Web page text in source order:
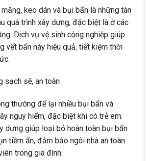
keo dán và bụi bẩn là những tàn
quá trình xây dựng, đặc biệt là ở các
Dịch vụ vệ sinh công nghiệp giúp
vết bẩn này hiệu quả, tiết kiệm thời
sạch sẽ, an toàn
thường để lại nhiều bụi bẩn và
nguy hiểm, đặc biệt khi có trẻ em.
dựng giúp loại bỏ hoàn toàn bụi bẩn
tiềm ẩn, đảm bảo ngôi nhà an toàn
trong gia đình.